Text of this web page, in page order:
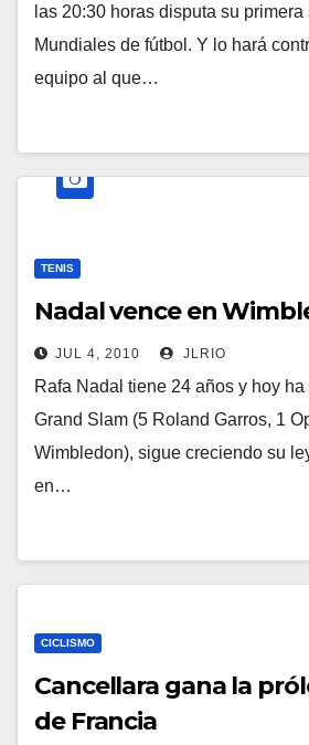
las 20:30 horas disputa su
Mundiales de fútbol. Y lo hará
equipo al que…
TENIS
Nadal vence en
JUL 4, 2010 JLRIO
Rafa Nadal tiene 24 años y hoy ha
Grand Slam (5 Roland Garros, 1
Wimbledon), sigue creciendo su
en…
CICLISMO
Cancellara gana la
de Francia